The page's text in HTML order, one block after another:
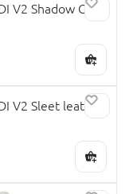
V2 Shadow Grey
V2 Sleet leather,